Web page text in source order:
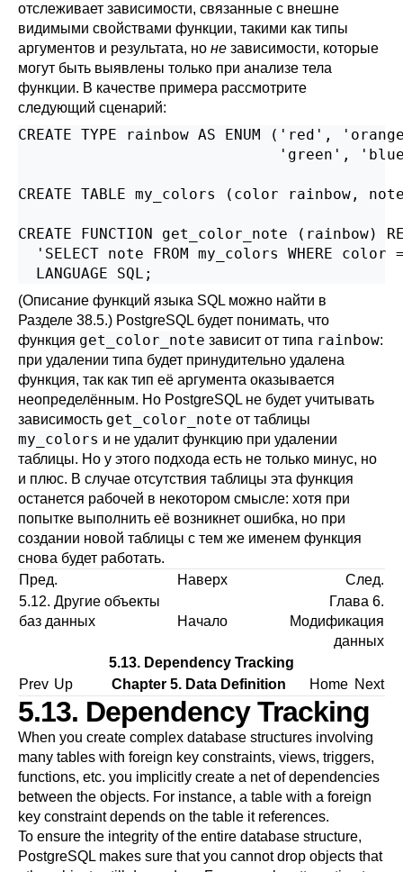
отслеживает зависимости, связанные с внешне
видимыми свойствами функции, такими как типы
аргументов и результата, но не зависимости, которые
могут быть выявлены только при анализе тела
функции. В качестве примера рассмотрите
следующий сценарий:
CREATE TYPE rainbow AS ENUM ('red',
'green',
CREATE TABLE my_colors (color rainbow,
CREATE FUNCTION get_color_note (rainbow)
'SELECT note FROM my_colors WHERE color
  LANGUAGE SQL;
(Описание функций языка SQL можно найти в
Разделе 38.5.) PostgreSQL будет понимать, что
функция get_color_note зависит от типа rainbow:
при удалении типа будет принудительно удалена
функция, так как тип её аргумента оказывается
неопределённым. Но PostgreSQL не будет учитывать
зависимость get_color_note от таблицы
my_colors и не удалит функцию при удалении
таблицы. Но у этого подхода есть не только минус, но
и плюс. В случае отсутствия таблицы эта функция
останется рабочей в некотором смысле: хотя при
попытке выполнить её возникнет ошибка, но при
создании новой таблицы с тем же именем функция
снова будет работать.
Пред.
Наверх
След.
5.12. Другие объекты
баз данных
Начало
Глава 6.
Модификация
данных
5.13. Dependency Tracking
Prev Up Chapter 5. Data Definition Home Next
5.13. Dependency Tracking
When you create complex database structures involving
many tables with foreign key constraints, views, triggers,
functions, etc. you implicitly create a net of dependencies
between the objects. For instance, a table with a foreign
key constraint depends on the table it references.
To ensure the integrity of the entire database structure,
PostgreSQL makes sure that you cannot drop objects that